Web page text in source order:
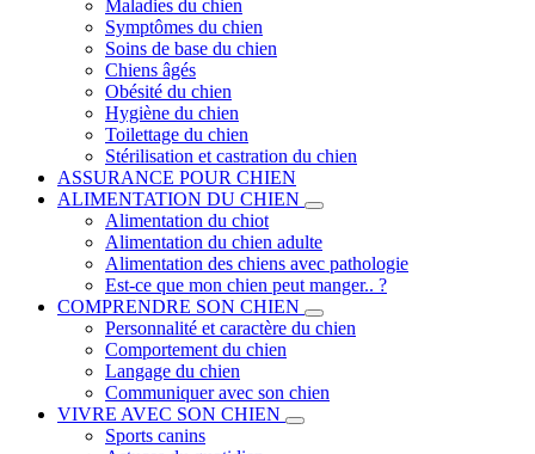
Maladies du chien
Symptômes du chien
Soins de base du chien
Chiens âgés
Obésité du chien
Hygiène du chien
Toilettage du chien
Stérilisation et castration du chien
ASSURANCE POUR CHIEN
ALIMENTATION DU CHIEN
Alimentation du chiot
Alimentation du chien adulte
Alimentation des chiens avec pathologie
Est-ce que mon chien peut manger.. ?
COMPRENDRE SON CHIEN
Personnalité et caractère du chien
Comportement du chien
Langage du chien
Communiquer avec son chien
VIVRE AVEC SON CHIEN
Sports canins